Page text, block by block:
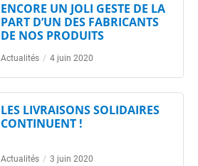
ENCORE UN JOLI GESTE DE LA
PART D’UN DES FABRICANTS
DE NOS PRODUITS
Actualités / 4 juin 2020
LES LIVRAISONS SOLIDAIRES
CONTINUENT !
Actualités / 3 juin 2020